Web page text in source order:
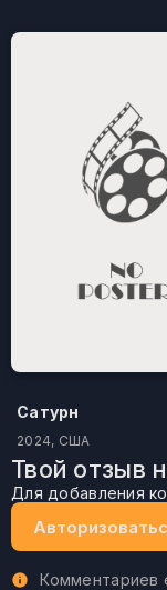
Сатурн
2024, США
Твой отзыв
Для добавления
Комментариев